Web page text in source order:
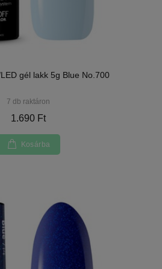
gél lakk 5g Blue No.700
7 db raktáron
1.690 Ft
Kosárba